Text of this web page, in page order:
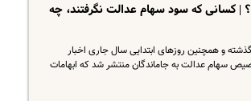
| کسانی که سود سهام عدالت نگرفتند، چه
و همچنین روزهای ابتدایی سال جاری اخبار
سهام عدالت به جاماندگان منتشر شد که ابهامات